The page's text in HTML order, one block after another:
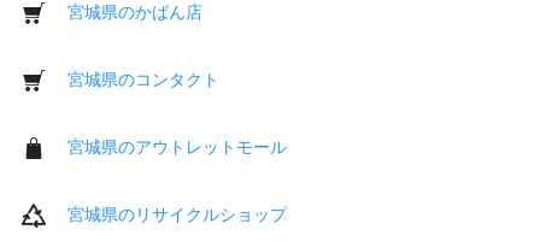
宮城県のかばん店
宮城県のコンタクト
宮城県のアウトレットモール
宮城県のリサイクルショップ